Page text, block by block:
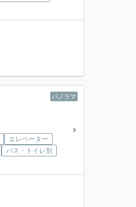
パノラマ
エレベーター
バス・トイレ別